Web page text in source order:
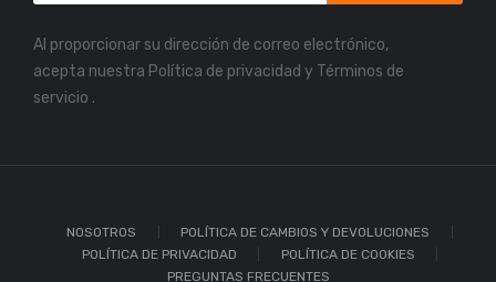
Al proporcionar su dirección de correo electrónico,
acepta nuestra Política de privacidad y Términos de
servicio .
NOSOTROS
POLÍTICA DE CAMBIOS Y DEVOLUCIONES
POLÍTICA DE PRIVACIDAD
POLÍTICA DE COOKIES
PREGUNTAS FRECUENTES